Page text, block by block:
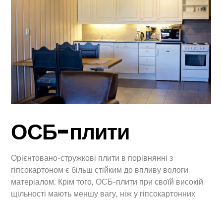
ОСБ-плити
Орієнтовано-стружкові плити в порівнянні з
гіпсокартоном є більш стійким до впливу вологи
матеріалом. Крім того, ОСБ-плити при своїй високій
щільності мають меншу вагу, ніж у гіпсокартонних